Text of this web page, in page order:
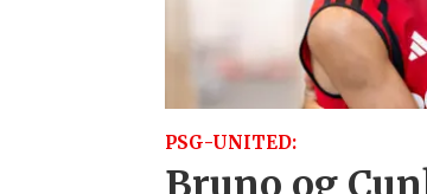
PSG-UNITED: